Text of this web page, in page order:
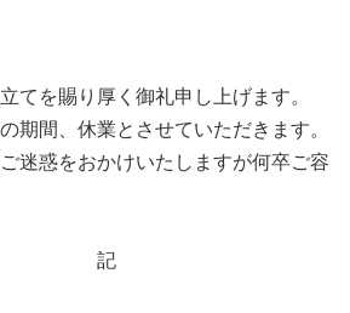
てを賜り厚く御礼申し上げます。
期間、休業とさせていただきます。
迷惑をおかけいたしますが何卒ご容